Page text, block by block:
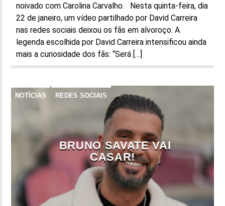
noivado com Carolina Carvalho. Nesta quinta-feira, dia
22 de janeiro, um vídeo partilhado por David Carreira
nas redes sociais deixou os fãs em alvoroço. A
legenda escolhida por David Carreira intensificou ainda
mais a curiosidade dos fãs: “Será […]
NOTÍCIAS REDES SOCIAIS
BRUNO SAVATE VAI
CASAR!